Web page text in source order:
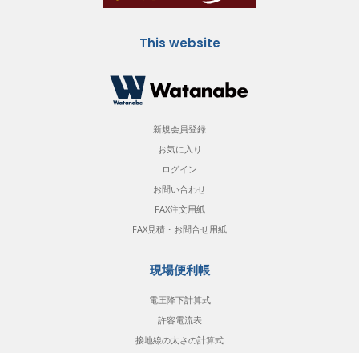
This website
新規会員登録
お気に入り
ログイン
お問い合わせ
FAX注文用紙
FAX見積・お問合せ用紙
現場便利帳
電圧降下計算式
許容電流表
接地線の太さの計算式